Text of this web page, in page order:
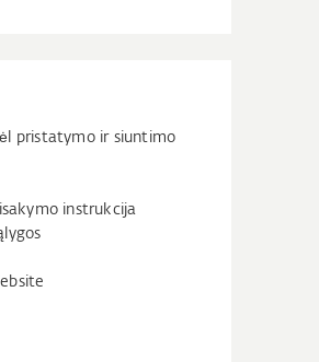
pristatymo ir siuntimo
instrukcija